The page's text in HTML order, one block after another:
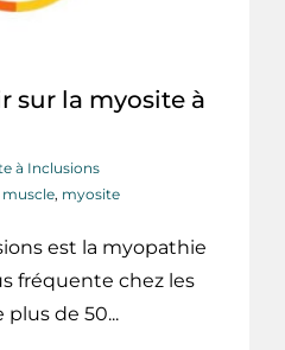
sur la myosite à
à Inclusions
muscle, myosite
est la myopathie
fréquente chez les
plus de 50...